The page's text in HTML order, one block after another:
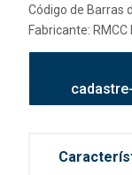
Código de Barras
Fabricante: RMCC